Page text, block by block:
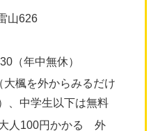
山626
（年中無休）
楓を外からみるだけ
、中学生以下は無料
人100円かかる 外